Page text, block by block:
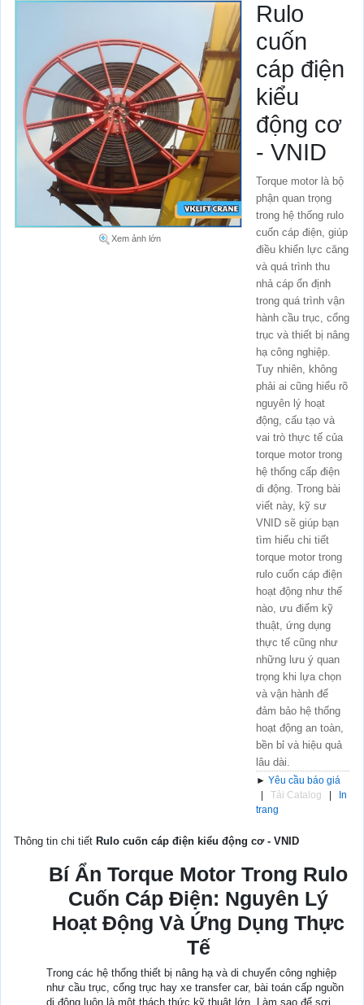
Xem ảnh lớn
Rulo
cuốn
cáp điện
kiểu
động cơ
- VNID
Torque motor là bộ
phận quan trọng
trong hệ thống rulo
cuốn cáp điện, giúp
điều khiển lực căng
và quá trình thu
nhả cáp ổn định
trong quá trình vận
hành cầu trục, cổng
trục và thiết bị nâng
hạ công nghiệp.
Tuy nhiên, không
phải ai cũng hiểu rõ
nguyên lý hoạt
động, cấu tạo và
vai trò thực tế của
torque motor trong
hệ thống cấp điện
di động. Trong bài
viết này, kỹ sư
VNID sẽ giúp bạn
tìm hiểu chi tiết
torque motor trong
rulo cuốn cáp điện
hoạt động như thế
nào, ưu điểm kỹ
thuật, ứng dụng
thực tế cũng như
những lưu ý quan
trọng khi lựa chọn
và vận hành để
đảm bảo hệ thống
hoạt động an toàn,
bền bỉ và hiệu quả
lâu dài.
► Yêu cầu báo giá
Tải Catalog
In
trang
Thông tin chi tiết Rulo cuốn cáp điện kiểu động cơ - VNID
Bí Ẩn Torque Motor Trong Rulo
Cuốn Cáp Điện: Nguyên Lý
Hoạt Động Và Ứng Dụng Thực
Tế
Trong các hệ thống thiết bị nâng hạ và di chuyển công nghiệp
như cầu trục, cổng trục hay xe transfer car, bài toán cấp nguồn
di động luôn là một thách thức kỹ thuật lớn. Làm sao để sợi